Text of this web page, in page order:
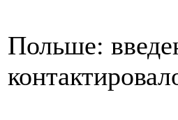
Польше: